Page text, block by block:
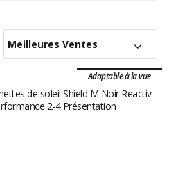
Meilleures Ventes
Adaptable à la vue